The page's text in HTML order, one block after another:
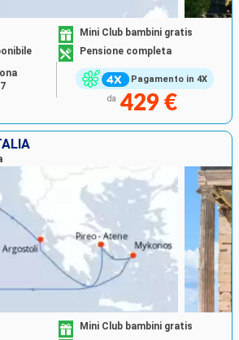
realizza i sogni di piloti
simulatore di Gran Premio
Pagamento in 4X
Mini Club bambini gratis
Pensione completa
da 429 €
Mini Club bambini gratis